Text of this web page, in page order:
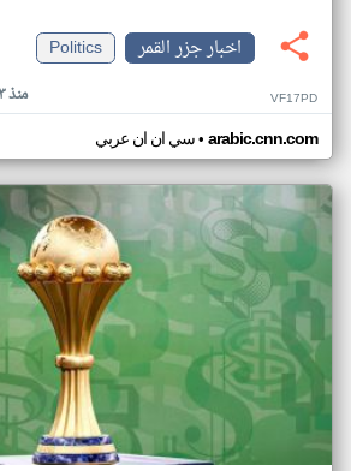
اخبار جزر القمر
Politics
منذ ٣ أشهر VF17PD
سي ان ان عربي• arabic.cnn.com